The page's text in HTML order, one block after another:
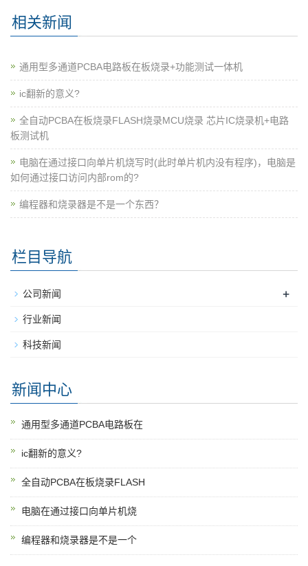
相关新闻
通用型多通道PCBA电路板在板烧录+功能测试一体机
ic翻新的意义?
全自动PCBA在板烧录FLASH烧录MCU烧录 芯片IC烧录机+电路
板测试机
电脑在通过接口向单片机烧写时(此时单片机内没有程序)，电脑是
如何通过接口访问内部rom的?
编程器和烧录器是不是一个东西？
栏目导航
公司新闻 +
行业新闻
科技新闻
新闻中心
通用型多通道PCBA电路板在
ic翻新的意义?
全自动PCBA在板烧录FLASH
电脑在通过接口向单片机烧
编程器和烧录器是不是一个